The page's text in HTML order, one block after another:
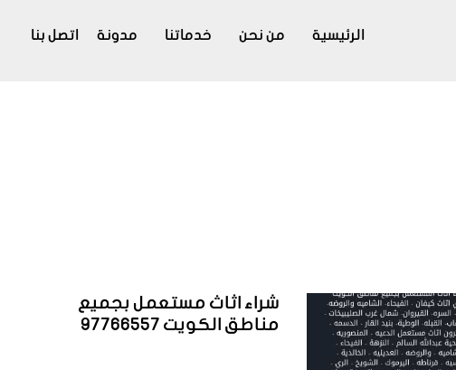
الرئيسية من نحن خدماتنا مدونة اتصل بنا
شراء اثاث مستعمل بجميع
مناطق الكويت 97766557